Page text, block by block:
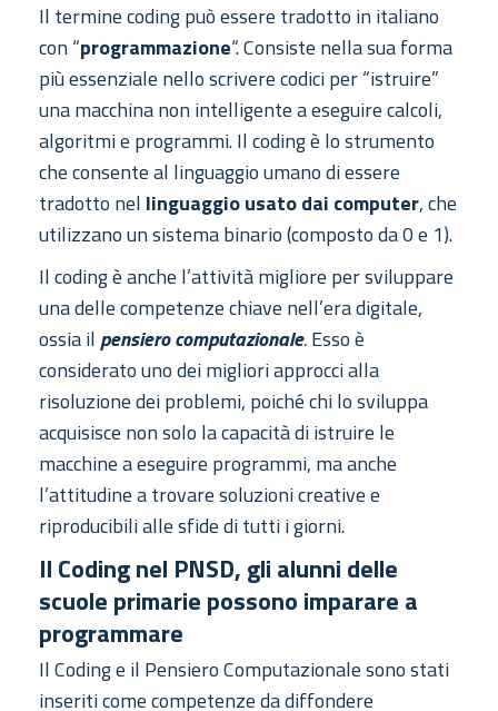
Il termine coding può essere tradotto in italiano
con “programmazione“. Consiste nella sua forma
più essenziale nello scrivere codici per “istruire”
una macchina non intelligente a eseguire calcoli,
algoritmi e programmi. Il coding è lo strumento
che consente al linguaggio umano di essere
tradotto nel linguaggio usato dai computer, che
utilizzano un sistema binario (composto da 0 e 1).
Il coding è anche l’attività migliore per sviluppare
una delle competenze chiave nell’era digitale,
ossia il pensiero computazionale.Esso è
considerato uno dei migliori approcci alla
risoluzione dei problemi, poiché chi lo sviluppa
acquisisce non solo la capacità di istruire le
macchine a eseguire programmi, ma anche
l’attitudine a trovare soluzioni creative e
riproducibili alle sfide di tutti i giorni.
Il Coding nel PNSD, gli alunni delle
scuole primarie possono imparare a
programmare
Il Coding e il Pensiero Computazionale sono stati
inseriti come competenze da diffondere